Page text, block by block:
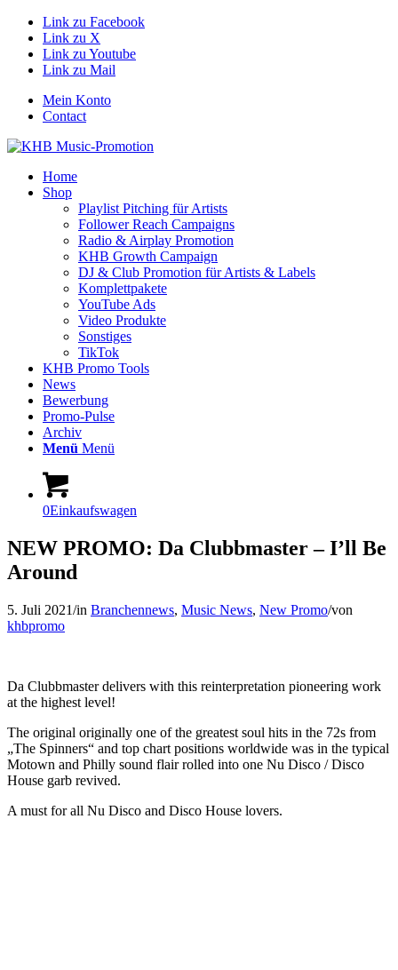
Link zu Facebook
Link zu X
Link zu Youtube
Link zu Mail
Mein Konto
Contact
Home
Shop
Playlist Pitching für Artists
Follower Reach Campaigns
Radio & Airplay Promotion
KHB Growth Campaign
DJ & Club Promotion für Artists & Labels
Komplettpakete
YouTube Ads
Video Produkte
Sonstiges
TikTok
KHB Promo Tools
News
Bewerbung
Promo-Pulse
Archiv
Menü Menü
0Einkaufswagen
NEW PROMO: Da Clubbmaster – I’ll Be
Around
5. Juli 2021/in Branchennews, Music News, New Promo/von
khbpromo
Da Clubbmaster delivers with this reinterpretation pioneering work
at the highest level!
The original originally one of the greatest soul hits in the 72s from
„The Spinners“ and top chart positions worldwide was in the typical
Motown and Philly sound flair rolled into one Nu Disco / Disco
House garb revived.
A must for all Nu Disco and Disco House lovers.